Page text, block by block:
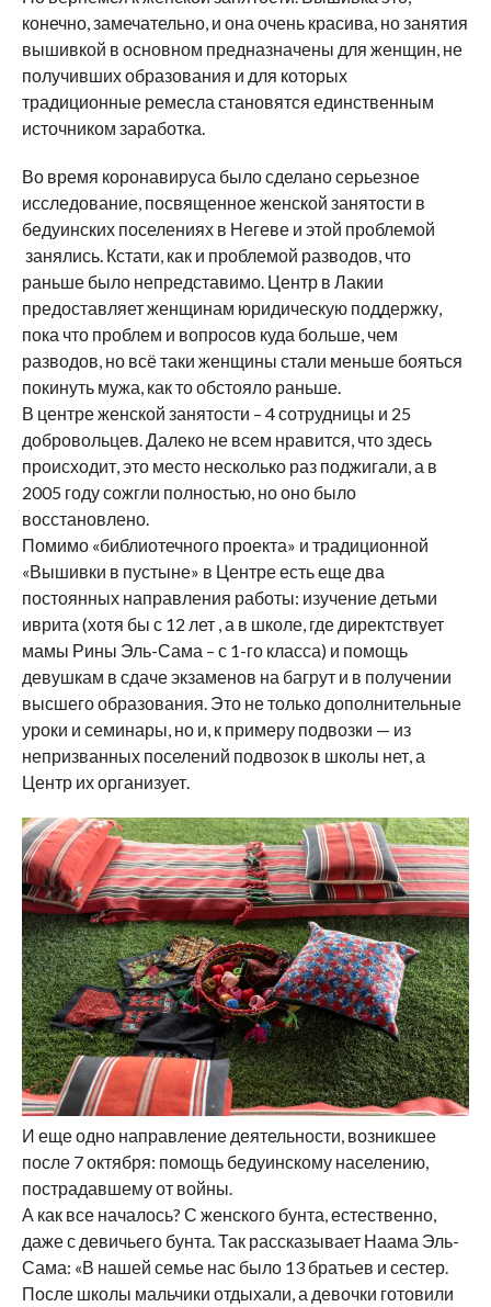
конечно, замечательно, и она очень красива, но занятия
вышивкой в основном предназначены для женщин, не
получивших образования и для которых
традиционные ремесла становятся единственным
источником заработка.
Во время коронавируса было сделано серьезное
исследование, посвященное женской занятости в
бедуинских поселениях в Негеве и этой проблемой
занялись. Кстати, как и проблемой разводов, что
раньше было непредставимо. Центр в Лакии
предоставляет женщинам юридическую поддержку,
пока что проблем и вопросов куда больше, чем
разводов, но всё таки женщины стали меньше бояться
покинуть мужа, как то обстояло раньше.
В центре женской занятости – 4 сотрудницы и 25
добровольцев. Далеко не всем нравится, что здесь
происходит, это место несколько раз поджигали, а в
2005 году сожгли полностью, но оно было
восстановлено.
Помимо «библиотечного проекта» и традиционной
«Вышивки в пустыне» в Центре есть еще два
постоянных направления работы: изучение детьми
иврита (хотя бы с 12 лет , а в школе, где директствует
мамы Рины Эль-Сама – с 1-го класса) и помощь
девушкам в сдаче экзаменов на багрут и в получении
высшего образования. Это не только дополнительные
уроки и семинары, но и, к примеру подвозки — из
непризванных поселений подвозок в школы нет, а
Центр их организует.
И еще одно направление деятельности, возникшее
после 7 октября: помощь бедуинскому населению,
пострадавшему от войны.
А как все началось? С женского бунта, естественно,
даже с девичьего бунта. Так рассказывает Наама Эль-
Сама: «В нашей семье нас было 13 братьев и сестер.
После школы мальчики отдыхали, а девочки готовили